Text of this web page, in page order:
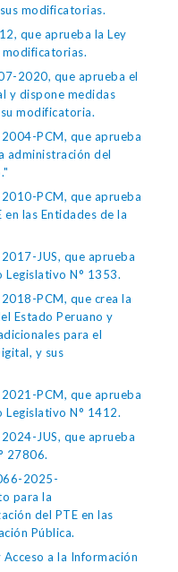
modificatorias.
que aprueba la Ley
2020, que aprueba el
y dispone medidas
modificatoria.
PCM, que aprueba
administración del
PCM, que aprueba
las Entidades de la
JUS, que aprueba
Legislativo N° 1353.
PCM, que crea la
Estado Peruano y
para el
y sus
PCM, que aprueba
Legislativo N° 1412.
JUS, que aprueba
27806.
2025-
para la
del PTE en las
Pública.
a la Información